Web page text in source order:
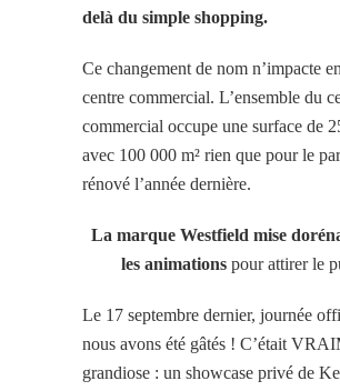
delà du simple shopping.
Ce changement de nom n’impacte
centre commercial. L’ensemble du
commercial occupe une surface de
avec 100 000 m² rien que pour le
rénové l’année dernière.
La marque Westfield mise
les animations pour attirer le
Le 17 septembre dernier, journée
nous avons été gâtés ! C’était
grandiose : un showcase privé de